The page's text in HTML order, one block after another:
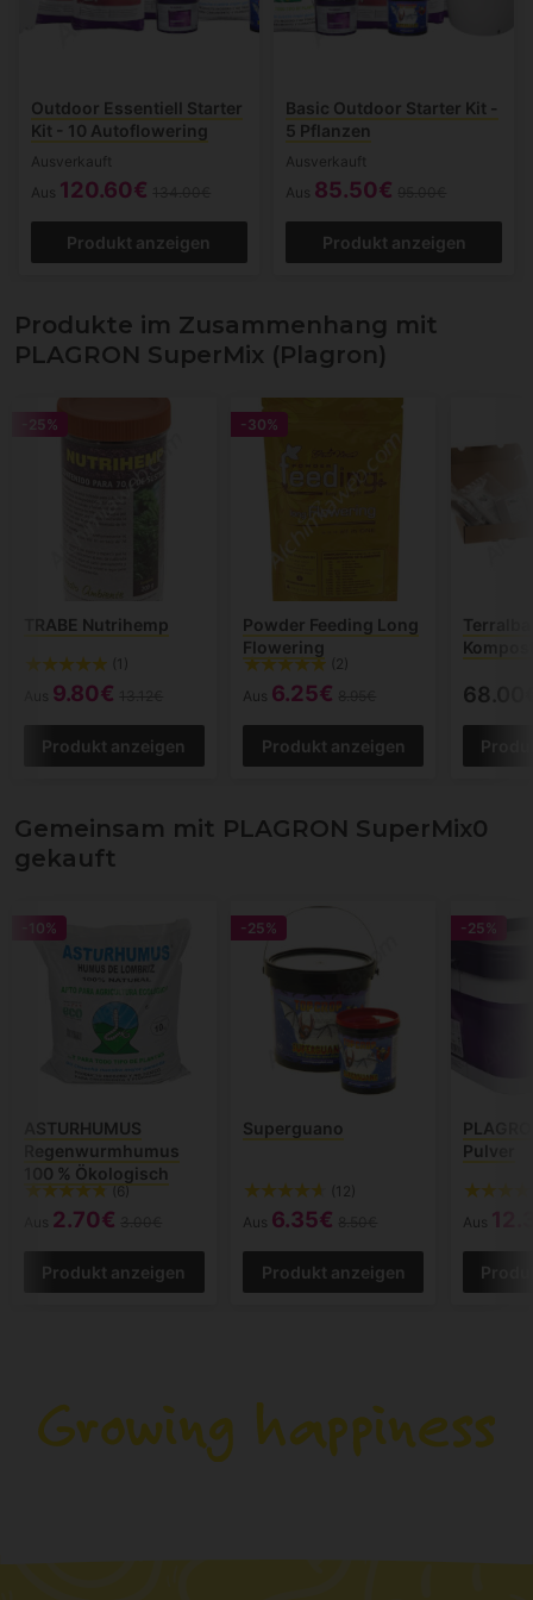
Outdoor Essentiell Starter
Kit - 10 Autoflowering
Ausverkauft
Aus 120.60€
Produkt anzeigen
Basic Outdoor Starter Kit -
5 Pflanzen
Ausverkauft
Aus 85.50€
Produkt anzeigen
Produkte im Zusammenhang mit
PLAGRON SuperMix (Plagron)
-25%
TRABE Nutrihemp
(1)
9.80€
Produkt anzeigen
-30%
Powder Feeding Long
Flowering
(2)
Aus 6.25€
Produkt anzeigen
Gemeinsam mit PLAGRON SuperMix0
gekauft
-10%
ASTURHUMUS
Regenwurmhumus
100 % Ökologisch
(6)
2.70€
Produkt anzeigen
-25%
Superguano
(12)
Aus 6.35€
Produkt anzeigen
-25%
Pulver
Aus